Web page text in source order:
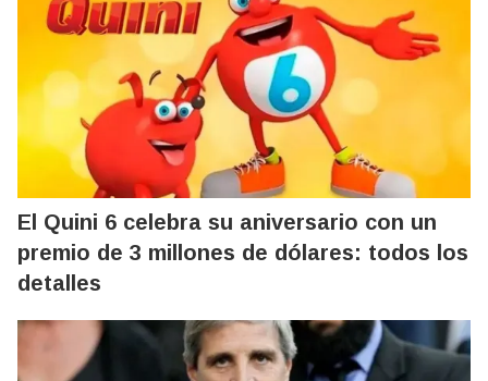
El Quini 6 celebra su aniversario con un
premio de 3 millones de dólares: todos los
detalles